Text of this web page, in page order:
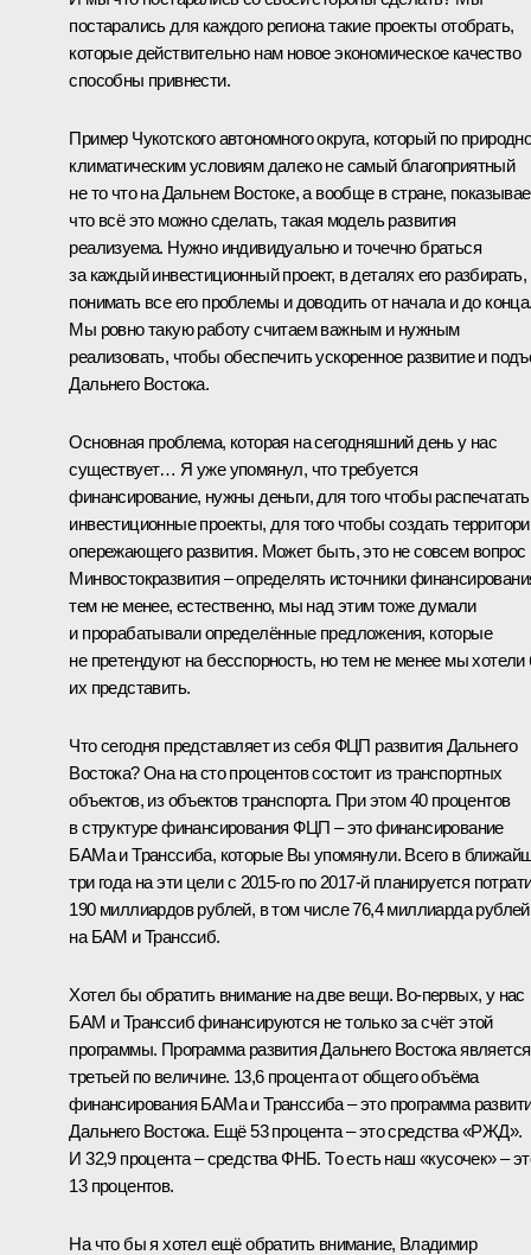
постарались для каждого региона такие проекты отобрать,
которые действительно нам новое экономическое качество
способны привнести.
Пример Чукотского автономного округа, который по
климатическим условиям далеко не самый благоприятный
не то что на Дальнем Востоке, а вообще в стране,
что всё это можно сделать, такая модель развития
реализуема. Нужно индивидуально и точечно браться
за каждый инвестиционный проект, в деталях его разбирать,
понимать все его проблемы и доводить от начала и до
Мы ровно такую работу считаем важным и нужным
реализовать, чтобы обеспечить ускоренное развитие и
Дальнего Востока.
Основная проблема, которая на сегодняшний день у нас
существует… Я уже упомянул, что требуется
финансирование, нужны деньги, для того чтобы распечатать
инвестиционные проекты, для того чтобы создать
опережающего развития. Может быть, это не совсем вопрос
Минвостокразвития – определять источники
тем не менее, естественно, мы над этим тоже думали
и прорабатывали определённые предложения, которые
не претендуют на бесспорность, но тем не менее мы
их представить.
Что сегодня представляет из себя ФЦП развития Дальнего
Востока? Она на сто процентов состоит из транспортных
объектов, из объектов транспорта. При этом 40 процентов
в структуре финансирования ФЦП – это финансирование
БАМа и Транссиба, которые Вы упомянули. Всего в
три года на эти цели с 2015-го по 2017-й планируется
190 миллиардов рублей, в том числе 76,4 миллиарда рублей
на БАМ и Транссиб.
Хотел бы обратить внимание на две вещи. Во‑первых, у нас
БАМ и Транссиб финансируются не только за счёт этой
программы. Программа развития Дальнего Востока является
третьей по величине. 13,6 процента от общего объёма
финансирования БАМа и Транссиба – это программа
Дальнего Востока. Ещё 53 процента – это средства «РЖД».
И 32,9 процента – средства ФНБ. То есть наш «кусочек» –
13 процентов.
На что бы я хотел ещё обратить внимание, Владимир